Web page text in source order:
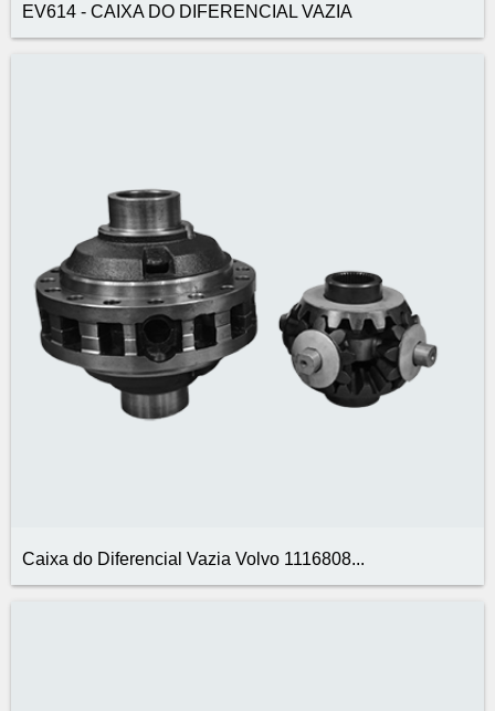
EV614 - CAIXA DO DIFERENCIAL VAZIA
Caixa do Diferencial Vazia Volvo 1116808...